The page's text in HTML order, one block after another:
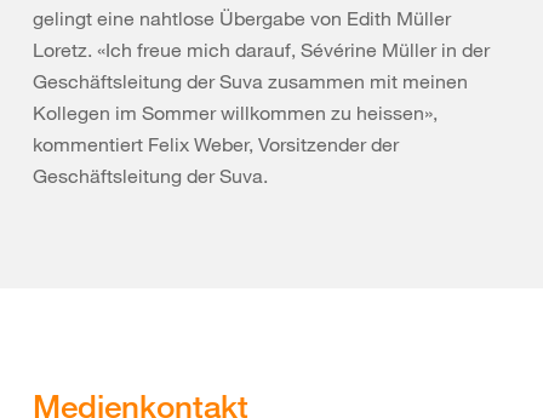
gelingt eine nahtlose Übergabe von Edith Müller
Loretz. «Ich freue mich darauf, Sévérine Müller in der
Geschäftsleitung der Suva zusammen mit meinen
Kollegen im Sommer willkommen zu heissen»,
kommentiert Felix Weber, Vorsitzender der
Geschäftsleitung der Suva.
Medienkontakt